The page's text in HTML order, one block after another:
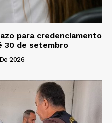
para credenciamento
30 de setembro
2026